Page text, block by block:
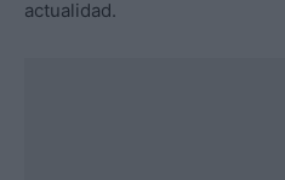
actualidad.